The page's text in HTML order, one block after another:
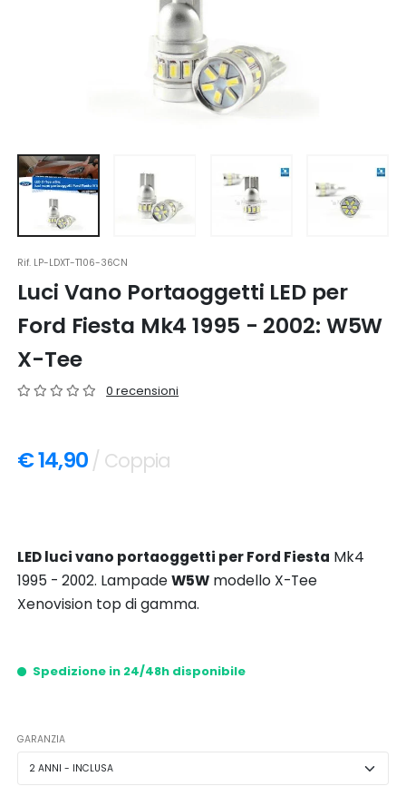
Rif. LP-LDXT-T106-36CN
Luci Vano Portaoggetti LED per
Ford Fiesta Mk4 1995 - 2002: W5W
X-Tee
0 recensioni
€ 14,90 / Coppia
LED luci vano portaoggetti per Ford Fiesta Mk4
1995 - 2002. LampadeW5W modello X-Tee
Xenovision top di gamma.
Spedizione in 24/48h disponibile
GARANZIA